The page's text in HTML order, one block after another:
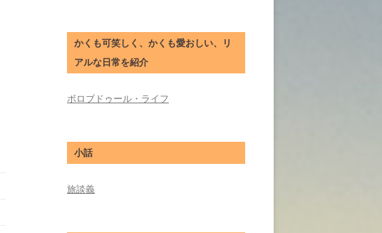
かくも可笑しく、かくも愛おしい、リ
アルな日常を紹介
ボロブドゥール・ライフ
小話
旅談義